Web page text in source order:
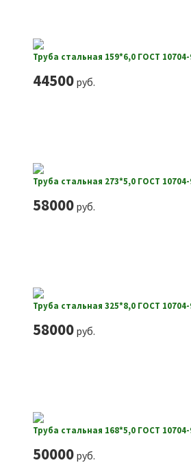
Труба стальная 159*6,0 ГОСТ
44500руб.
Труба стальная 273*5,0 ГОСТ
58000руб.
Труба стальная 325*8,0 ГОСТ
58000руб.
Труба стальная 168*5,0 ГОСТ
50000руб.